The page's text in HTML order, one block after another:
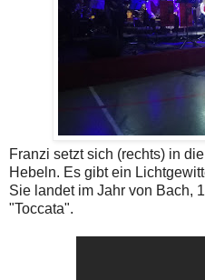
Franzi setzt sich (rechts) in
Hebeln. Es gibt ein
Sie landet im Jahr von Bach,
"Toccata".